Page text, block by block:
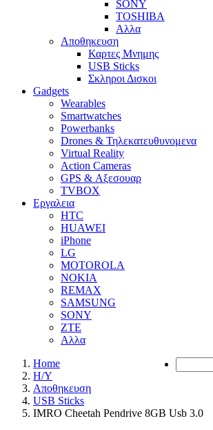
SONY
TOSHIBA
Αλλα
Αποθηκευση
Καρτες Μνημης
USB Sticks
Σκληροι Δισκοι
Gadgets
Wearables
Smartwatches
Powerbanks
Drones & Τηλεκατευθυνομενα
Virtual Reality
Action Cameras
GPS & Αξεσουαρ
TVBOX
Εργαλεια
HTC
HUAWEI
iPhone
LG
MOTOROLA
NOKIA
REMAX
SAMSUNG
SONY
ZTE
Αλλα
Home
Η/Υ
Αποθηκευση
USB Sticks
IMRO Cheetah Pendrive 8GB Usb 3.0